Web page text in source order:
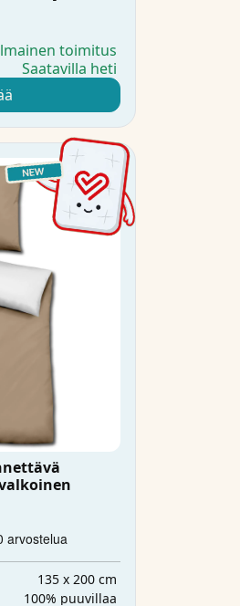
toimitus
Saatavilla heti
135 x 200 cm
100% puuvillaa